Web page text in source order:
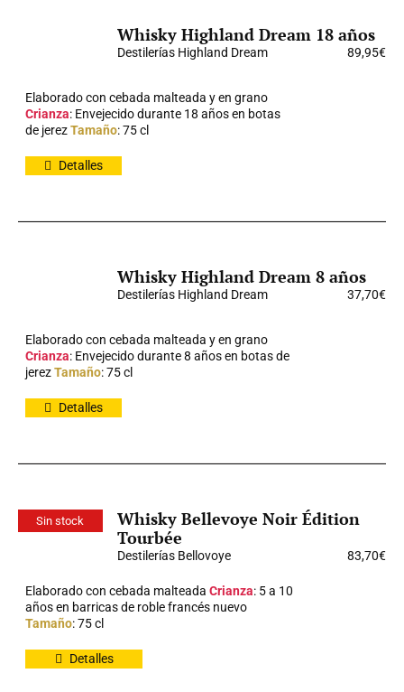
Whisky Highland Dream 18 años
Destilerías Highland Dream 89,95€
Elaborado con cebada malteada y en grano
Crianza: Envejecido durante 18 años en botas
de jerezTamaño: 75 cl
Detalles
Whisky Highland Dream 8 años
Destilerías Highland Dream 37,70€
Elaborado con cebada malteada y en grano
Crianza: Envejecido durante 8 años en botas de
jerezTamaño: 75 cl
Detalles
Sin stock
Whisky Bellevoye Noir Édition
Tourbée
Destilerías Bellovoye 83,70€
Elaborado con cebada malteadaCrianza: 5 a 10
años en barricas de roble francés nuevo
Tamaño: 75 cl
Detalles